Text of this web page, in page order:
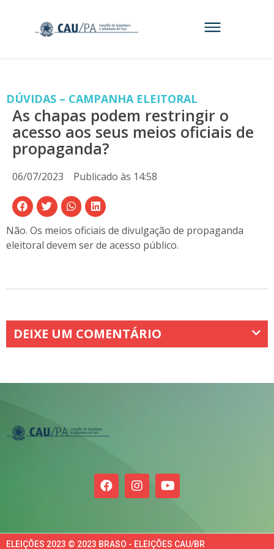
DÚVIDAS – CAMPANHA ELEITORAL
As chapas podem restringir o
acesso aos seus meios oficiais de
propaganda?
06/07/2023 Publicado às 14:58
Não. Os meios oficiais de divulgação de propaganda
eleitoral devem ser de acesso público.
DEIXE UM COMENTÁRIO
ELEIÇÕES 2023 © 2023 BRASO - ELEIÇÕES CAU/BR